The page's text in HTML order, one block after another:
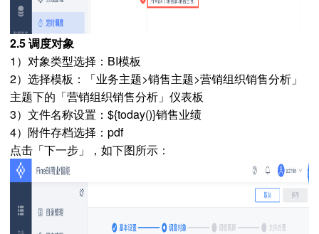
2.5 调度对象
1）对象类型选择：BI模板
2）选择模板：「业务主题>销售主题>营销组织销售分析」
主题下的「营销组织销售分析」仪表板
3）文件名称设置：${today()}销售业绩
4）附件存档选择：pdf
点击「下一步」，如下图所示：